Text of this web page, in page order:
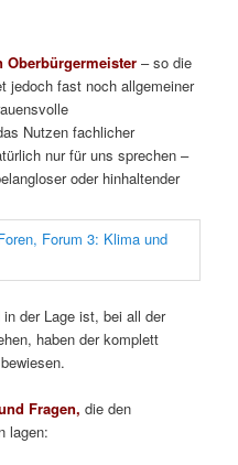
Oberbürgermeister – so die
jedoch fast noch allgemeiner
Nutzen fachlicher
nur für uns sprechen –
oder hinhaltender
der Lage ist, bei all der
haben der komplett
Fragen, die den
lagen: